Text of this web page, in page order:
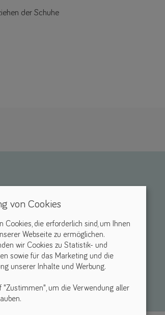
der Schuhe
von Cookies
Cookies, die erforderlich sind, um Ihnen
Webseite zu ermöglichen.
wir Cookies zu Statistik- und
sowie für das Marketing und die
unserer Inhalte und Werbung.
"Zustimmen", um die Verwendung aller